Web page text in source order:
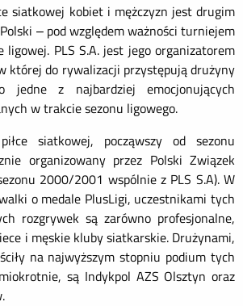
siatkowej kobiet i mężczyzn jest drugim
– pod względem ważności turniejem
PLS S.A. jest jego organizatorem
której do rywalizacji przystępują drużyny
jedne z najbardziej emocjonujących
w trakcie sezonu ligowego.
siatkowej, począwszy od sezonu
organizowany przez Polski Związek
2000/2001 wspólnie z PLS S.A). W
o medale PlusLigi, uczestnikami tych
rozgrywek są zarówno profesjonalne,
i męskie kluby siatkarskie. Drużynami,
na najwyższym stopniu podium tych
są Indykpol AZS Olsztyn oraz